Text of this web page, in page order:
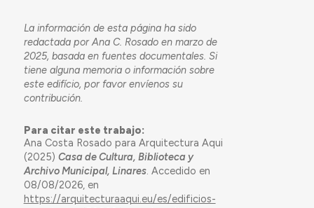
La información de esta página ha sido
redactada por Ana C. Rosado en marzo de
2025, basada en fuentes documentales. Si
tiene alguna memoria o información sobre
este edifício, por favor envíenos su
contribución.
Para citar este trabajo:
Ana Costa Rosado para Arquitectura Aqui
(2025) Casa de Cultura, Biblioteca y
Archivo Municipal, Linares. Accedido en
08/08/2026, en
https://arquitecturaaqui.eu/es/edificios-